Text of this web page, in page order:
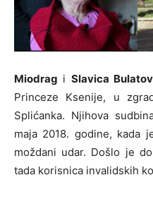
Miodrag i Slavica
Princeze Ksenije, u
Splićanka. Njihova
maja 2018. godine, kada
moždani udar. Došlo je
tada korisnica invalidskih